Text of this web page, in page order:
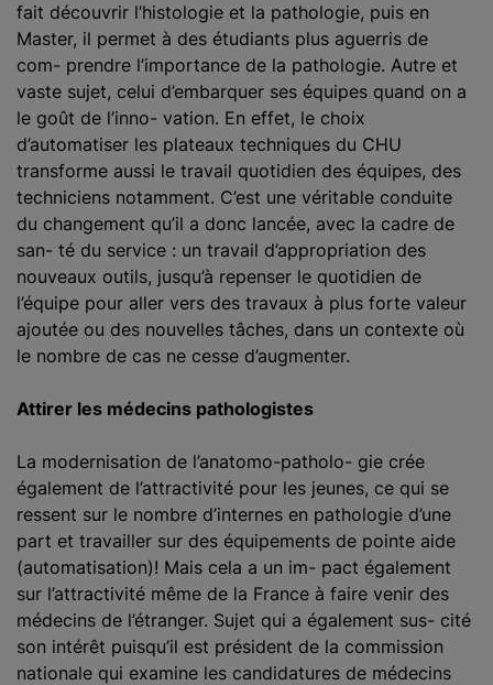
fait découvrir l’histologie et la pathologie, puis en
Master, il permet à des étudiants plus aguerris de
com- prendre l’importance de la pathologie. Autre et
vaste sujet, celui d’embarquer ses équipes quand on a
le goût de l’inno- vation. En effet, le choix
d’automatiser les plateaux techniques du CHU
transforme aussi le travail quotidien des équipes, des
techniciens notamment. C’est une véritable conduite
du changement qu’il a donc lancée, avec la cadre de
san- té du service : un travail d’appropriation des
nouveaux outils, jusqu’à repenser le quotidien de
l’équipe pour aller vers des travaux à plus forte valeur
ajoutée ou des nouvelles tâches, dans un contexte où
le nombre de cas ne cesse d’augmenter.
Attirer les médecins pathologistes
La modernisation de l’anatomo-patholo- gie crée
également de l’attractivité pour les jeunes, ce qui se
ressent sur le nombre d’internes en pathologie d’une
part et travailler sur des équipements de pointe aide
(automatisation)! Mais cela a un im- pact également
sur l’attractivité même de la France à faire venir des
médecins de l’étranger. Sujet qui a également sus- cité
son intérêt puisqu’il est président de la commission
nationale qui examine les candidatures de médecins